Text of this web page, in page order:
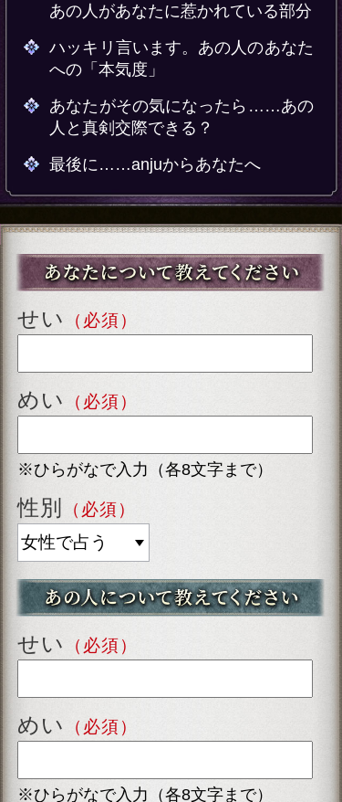
あの人があなたに惹かれている部分
ハッキリ言います。あの人のあなた
への「本気度」
あなたがその気になったら……あの
人と真剣交際できる？
最後に……anjuからあなたへ
せい （必須）
めい （必須）
※ひらがなで入力（各8文字まで）
性別 （必須）
せい （必須）
めい （必須）
※ひらがなで入力（各8文字まで）